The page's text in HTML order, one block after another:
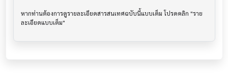
หากท่านต้องการดูรายละเอียดสารสนเทศฉบับนี้แบบเต็ม โปรดคลิก "ราย